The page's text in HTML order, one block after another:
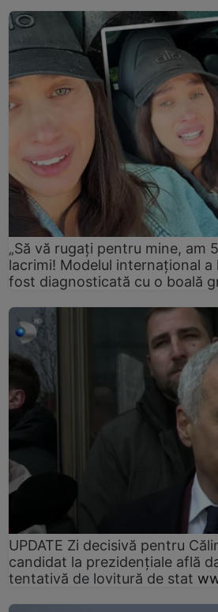
„Să vă rugați pentru mine, am
lacrimi! Modelul internațional a
fost diagnosticată cu o boală
UPDATE Zi decisivă pentru
candidat la prezidențiale află
tentativă de lovitură de stat